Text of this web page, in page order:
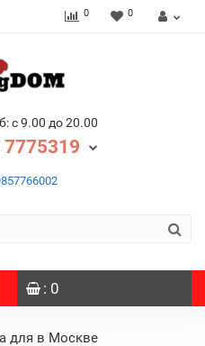
0 0
с 9.00 до 20.00
7775319
: 0
для в Москве